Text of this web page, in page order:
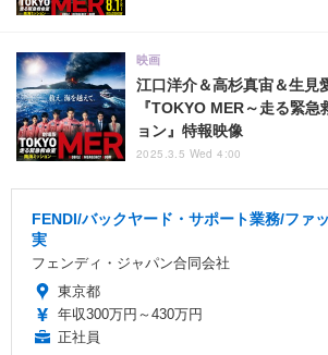
江口洋介＆高杉真宙＆生見
『TOKYO MER～走る緊
ョン』特報映像
映画
2025.3.5 Wed 4:00
FENDI/バックヤード・サポート業務/ファ
実
フェンディ・ジャパン合同会社
東京都
年収300万円～430万円
正社員